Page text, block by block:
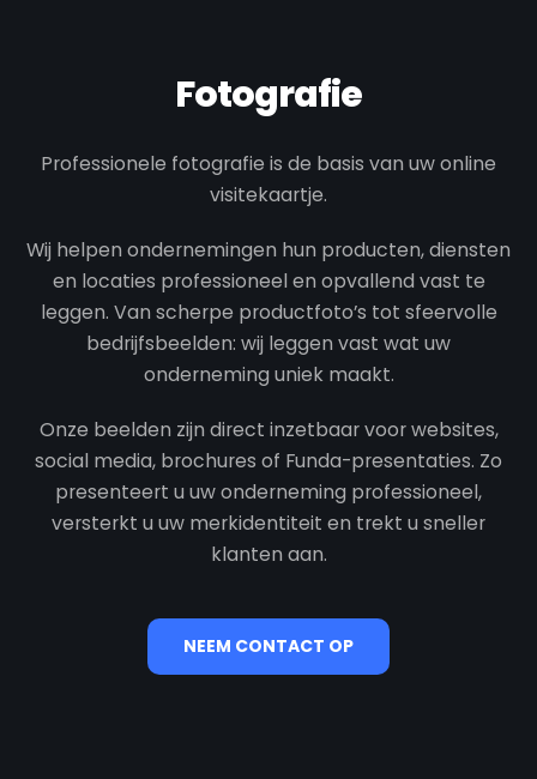
Fotografie
Professionele fotografie is de basis van uw online
visitekaartje.
Wij helpen ondernemingen hun producten, diensten
en locaties professioneel en opvallend vast te
leggen. Van scherpe productfoto’s tot sfeervolle
bedrijfsbeelden: wij leggen vast wat uw
onderneming uniek maakt.
Onze beelden zijn direct inzetbaar voor websites,
social media, brochures of Funda-presentaties. Zo
presenteert u uw onderneming professioneel,
versterkt u uw merkidentiteit en trekt u sneller
klanten aan.
NEEM CONTACT OP